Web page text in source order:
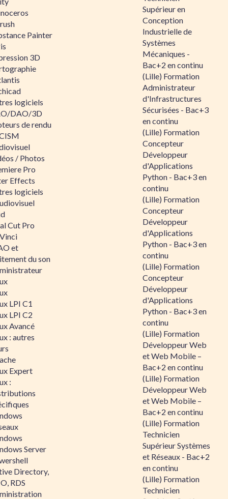
Painter
3D
logiciels
DAO/3D
de rendu
/ Photos
Pro
Effects
logiciels
Cut Pro
et
du son
LPI C1
LPI C2
Avancé
: autres
Expert
:
Server
Directory,
RDS
Supérieur en
Conception
Industrielle de
Systèmes
Mécaniques -
Bac+2 en continu
(Lille) Formation
Administrateur
d'Infrastructures
Sécurisées - Bac+3
en continu
(Lille) Formation
Concepteur
Développeur
d'Applications
Python - Bac+3 en
continu
(Lille) Formation
Concepteur
Développeur
d'Applications
Python - Bac+3 en
continu
(Lille) Formation
Concepteur
Développeur
d'Applications
Python - Bac+3 en
continu
(Lille) Formation
Développeur Web
et Web Mobile –
Bac+2 en continu
(Lille) Formation
Développeur Web
et Web Mobile –
Bac+2 en continu
(Lille) Formation
Technicien
Supérieur Systèmes
et Réseaux - Bac+2
en continu
(Lille) Formation
Technicien